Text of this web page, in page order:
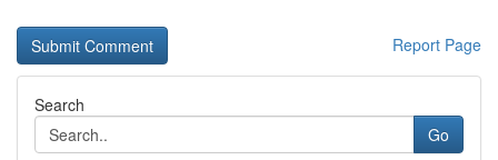
Report Page
Search
Go